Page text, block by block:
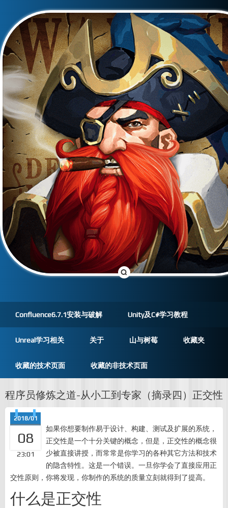
Confluence6.7.1安装与破解 Unity及C#学习教程
Unreal学习相关 关于 山与树莓 收藏夹
收藏的技术页面 收藏的非技术页面
程序员修炼之道-从小工到专家（摘录四）正交性
2018/01
08
23:01
如果你想要制作易于设计、构建、测试及扩展的系统，
正交性是一个十分关键的概念，但是，正交性的概念很
少被直接讲授，而常常是你学习的各种其它方法和技术
的隐含特性。这是一个错误。一旦你学会了直接应用正
交性原则，你将发现，你制作的系统的质量立刻就得到了提高。
什么是正交性